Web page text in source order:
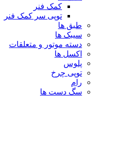
کمک فنر
توپی سر کمک فنر
طبق ها
سیبک ها
دسته موتور و متعلقات
اکسل ها
پلوس
توپی چرخ
رام
سگ دست ها